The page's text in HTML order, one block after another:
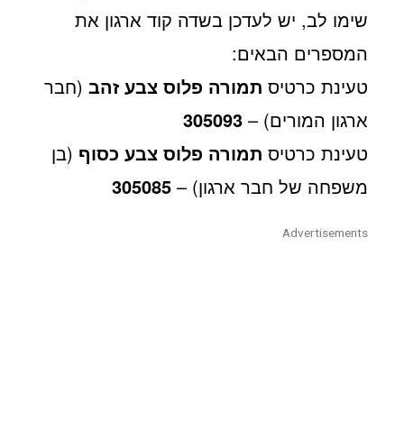
שימו לב, יש לעדכן בשדה קוד ארגון את
המספרים הבאים:
טעינת כרטיס תמורה פלוס צבע זהב (חבר
ארגון המורים) – 305093
טעינת כרטיס תמורה פלוס צבע כסוף (בן
משפחה של חבר ארגון) – 305085
Advertisements